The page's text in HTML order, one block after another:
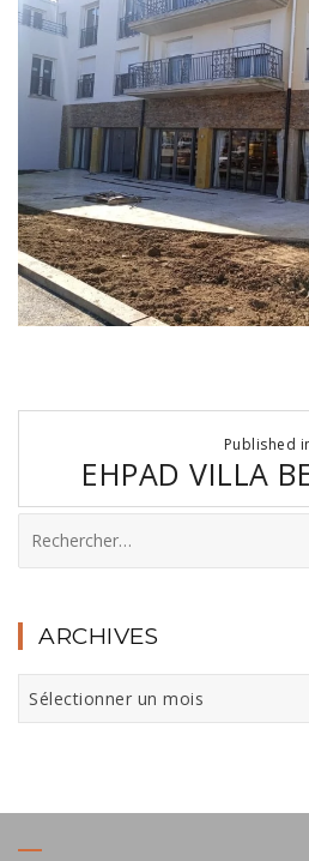
l’article
Published
EHPAD VILLA
ARCHIVES
Archives
Sélectionner un mois